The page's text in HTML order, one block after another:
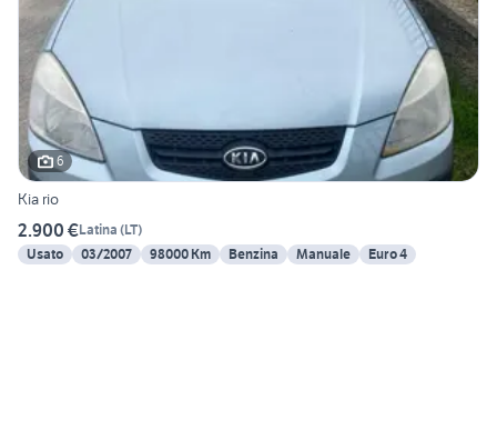
6
Kia rio
2.900 €Latina (LT)
Usato
03/2007 98000 Km Benzina Manuale Euro 4